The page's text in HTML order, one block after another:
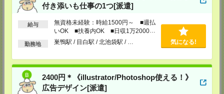
付き添いも仕事の1つ[派遣]
給与
無資格未経験：時給1500円～ ■週払
いOK ■扶養内OK ■日収1万2000円
以上
勤務地 巣鴨駅 / 目白駅 / 北池袋駅 / … 気になる!
2400円＊《illustrator/Photoshop使える！》
広告デザイン[派遣]
[アクセス]
ＪＲ高崎駅より徒歩3分
TEL：0120-25-1069
MAIL：tks30@athuman.com
担当：人材コーディネート担当
宇都宮支店
栃木県宇都宮市大通り2-2-3 明治安田生命宇都宮大工町ビル2階
〔アクセス〕宇都宮駅より徒歩11分
TEL：0120-25-1069
MAIL：utm30@athuman.com
担当：人材コーディネート担当